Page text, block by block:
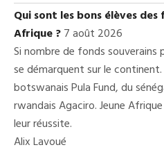
Qui sont les bons élèves
Afrique ?7 août 2026
Si nombre de fonds souverains
se démarquent sur le
botswanais Pula Fund, du
rwandais Agaciro. Jeune
leur réussite.
Alix Lavoué